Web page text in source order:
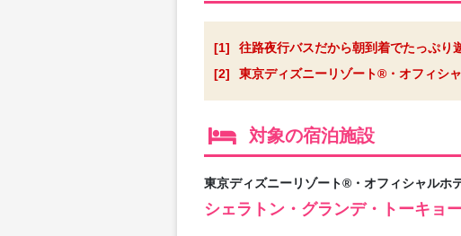
[1]
往路夜行バスだから朝到着でたっぷり
[2]
東京ディズニーリゾート®・オフィシ
対象の宿泊施設
東京ディズニーリゾート®・オフィシャルホ
シェラトン・グランデ・トーキョ